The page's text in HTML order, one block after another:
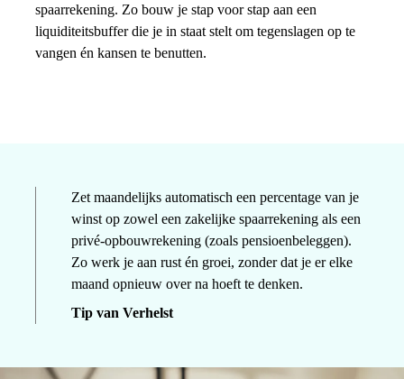
spaarrekening. Zo bouw je stap voor stap aan een
liquiditeitsbuffer die je in staat stelt om tegenslagen op te
vangen én kansen te benutten.
Zet maandelijks automatisch een percentage van je
winst op zowel een zakelijke spaarrekening als een
privé-opbouwrekening (zoals pensioenbeleggen).
Zo werk je aan rust én groei, zonder dat je er elke
maand opnieuw over na hoeft te denken.
Tip van Verhelst